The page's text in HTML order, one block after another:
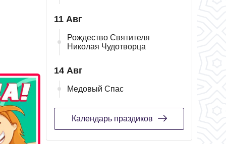
11 Авг
Рождество Святителя
Николая Чудотворца
14 Авг
Медовый Спас
Календарь праздиков